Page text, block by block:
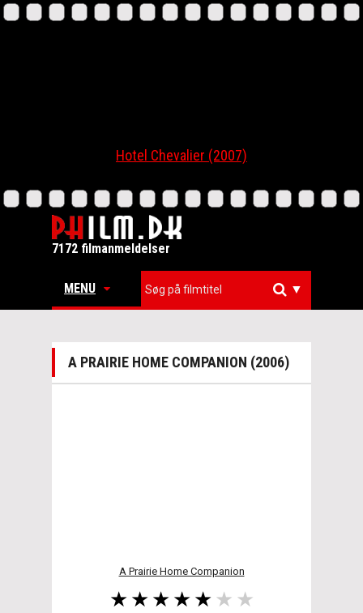
Hotel Chevalier (2007)
7172 filmanmeldelser
MENU ▼
A PRAIRIE HOME COMPANION (2006)
A Prairie Home Companion